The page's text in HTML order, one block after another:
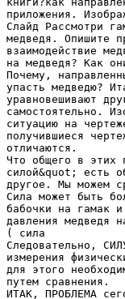
приложения.
Слайд Рассмотри
медведя. Опишите
взаимодействие
на медведя? Как
Почему,
упасть медведю?
уравновешивают
самостоятельно.
ситуацию на
получившиеся
отличаются.
Что общего в этих
силой&quot; есть
другое. Мы можем
Сила может быть
бабочки на гамак и
давления медведя
( сила
Следовательно,
измерения
для этого
путем сравнения.
ИТАК, ПРОБЛЕМА